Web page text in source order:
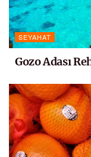
SEYAHAT
Gozo Adası